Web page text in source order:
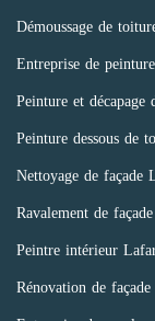
Démoussage de
Entreprise de
Peinture et décapage
Peinture dessous de
Nettoyage de façade
Ravalement de
Peintre intérieur
Rénovation de